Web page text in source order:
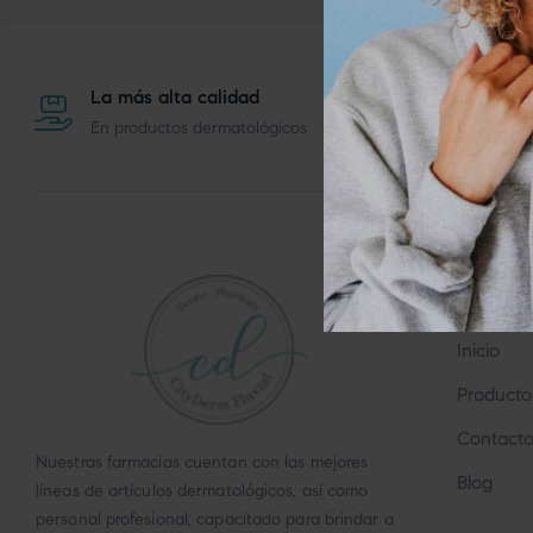
La más alta calidad
En productos dermatológicos
Nuestras farmacias cuentan con las mejores
líneas de artículos dermatológicos, así como
personal profesional, capacitado para brindar a
MAPA
Inicio
Blog